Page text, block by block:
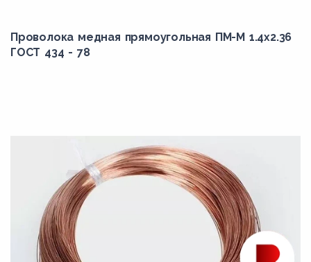
Проволока медная прямоугольная ПМ-М 1.4x2.36
ГОСТ 434 - 78